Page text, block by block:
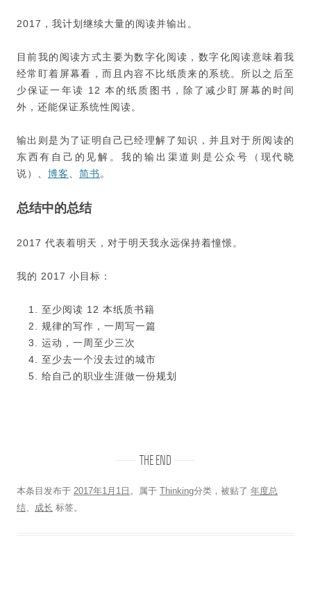
2017，我计划继续大量的阅读并输出。
目前我的阅读方式主要为数字化阅读，数字化阅读意味着我
经常盯着屏幕看，而且内容不比纸质来的系统。所以之后至
少保证一年读 12 本的纸质图书，除了减少盯屏幕的时间
外，还能保证系统性阅读。
输出则是为了证明自己已经理解了知识，并且对于所阅读的
东西有自己的见解。我的输出渠道则是公众号（现代晓
说）、 博客 简书 。
总结中的总结
2017 代表着明天，对于明天我永远保持着憧憬。
我的 2017 小目标：
至少阅读 12 本纸质书籍
规律的写作，一周写一篇
运动，一周至少三次
至少去一个没去过的城市
给自己的职业生涯做一份规划
THE END
本条目发布于 2017年1月1日 。属于 Thinking分类，被贴了 年度总
结、 成长 标签。